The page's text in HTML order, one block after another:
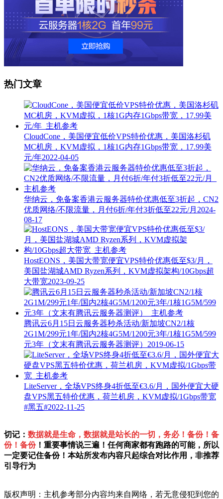
热门文章
CloudCone，美国便宜低价VPS特价优惠，美国洛杉矶
MC机房，KVM虚拟，1核1G内存1Gbps带宽，17.99美
元/年2022-04-05
华纳云，免备案香港云服务器特价优惠低至3折起，CN2
优质网络/不限流量，月付6折/年付3折低至22元/月 2024-
08-17
HostEONS，美国大带宽便宜VPS特价优惠低至$3/月，
美国盐湖城AMD Ryzen系列，KVM虚拟架构/10Gbps超
大带宽2023-09-25
腾讯云6月15日云服务器秒杀活动/新加坡CN2/1核
2G1M/299元1年/国内2核4G5M/1200元3年/1核1G5M/599
元3年（文末有腾讯云服务器测评） 2019-06-15
LiteServer，全场VPS终身4折低至€3.6/月，国外便宜大硬
盘VPS黑五特价优惠，荷兰机房，KVM虚拟/1Gbps带宽
#黑五#2022-11-25
切记： 数据就是生命，数据就是站长的一切，务必！备份！备
份！备份！重要事情说三遍！任何商家都有跑路的可能，所以
一定要记住备份！本站所发布内容只起综合对比作用，非推荐
引导行为
版权声明：主机参考部分内容均来自网络，若无意侵犯到您的